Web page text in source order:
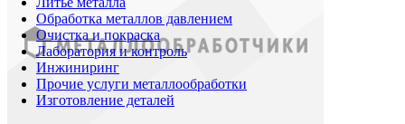
Обработка металлов давлением
Очистка и покраска
Лаборатория и контроль
Инжиниринг
Прочие услуги металлообработки
Изготовление деталей